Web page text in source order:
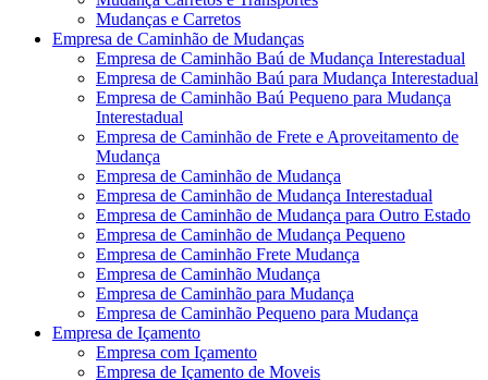
Mudanças e Carretos
Empresa de Caminhão de Mudanças
Empresa de Caminhão Baú de Mudança Interestadual
Empresa de Caminhão Baú para Mudança Interestadual
Empresa de Caminhão Baú Pequeno para Mudança
Interestadual
Empresa de Caminhão de Frete e Aproveitamento de
Mudança
Empresa de Caminhão de Mudança
Empresa de Caminhão de Mudança Interestadual
Empresa de Caminhão de Mudança para Outro Estado
Empresa de Caminhão de Mudança Pequeno
Empresa de Caminhão Frete Mudança
Empresa de Caminhão Mudança
Empresa de Caminhão para Mudança
Empresa de Caminhão Pequeno para Mudança
Empresa de Içamento
Empresa com Içamento
Empresa de Içamento de Moveis